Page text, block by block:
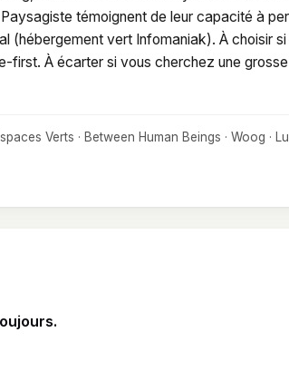
témoignent de leur capacité à
(hébergement vert Infomaniak). À choisir
first. À écarter si vous cherchez une
Verts · Between Human Beings · Woog ·